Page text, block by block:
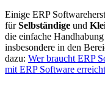
Einige ERP
fürSelbständige und
die einfache
insbesondere in den
dazu: Wer braucht ERP
mit ERP Software